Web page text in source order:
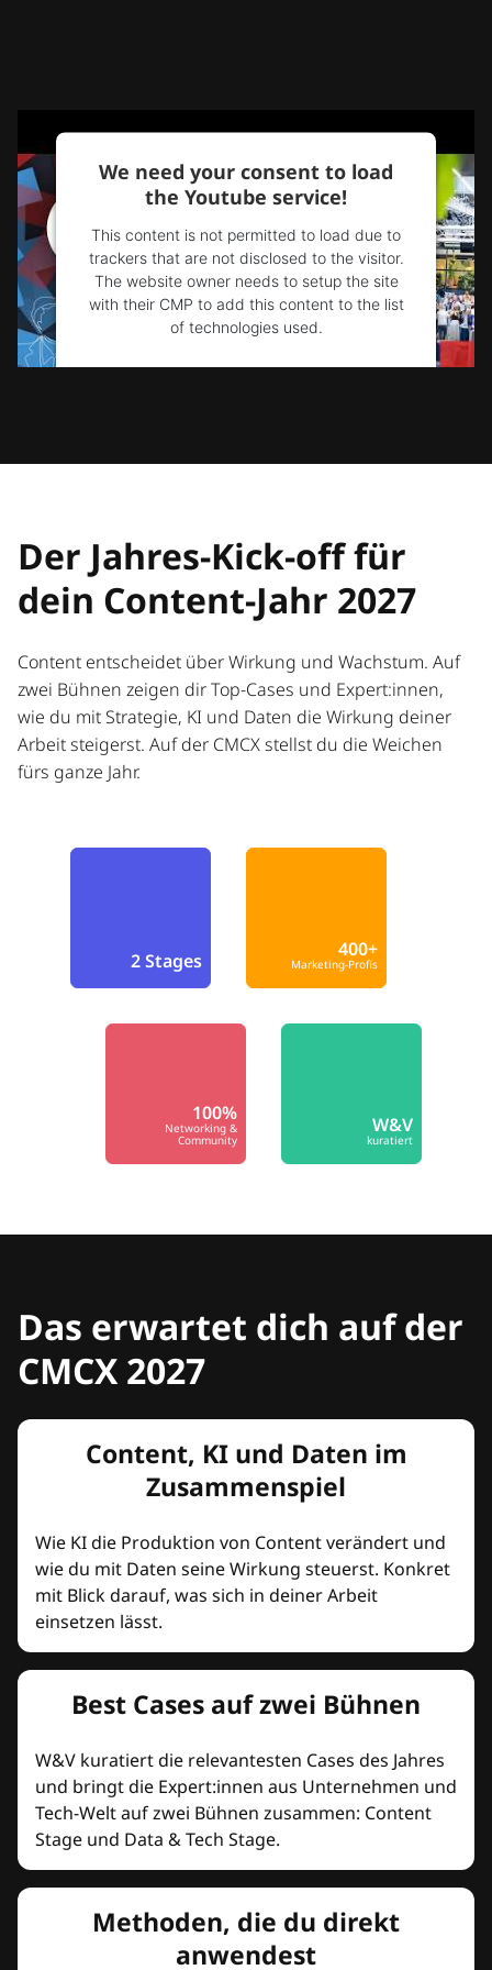
We need your consent to load
the Youtube service!
This content is not permitted to load due to
trackers that are not disclosed to the visitor.
The website owner needs to setup the site
with their CMP to add this content to the list
of technologies used.
Powered byUsercentrics Consent
Der Jahres-Kick-off für
dein Content-Jahr 2027
Content entscheidet über Wirkung und Wachstum. Auf
zwei Bühnen zeigen dir Top-Cases und Expert:innen,
wie du mit Strategie, KI und Daten die Wirkung deiner
Arbeit steigerst. Auf der CMCX stellst du die Weichen
fürs ganze Jahr.
2 Stages 400+
Marketing-Profis
100%
Networking &
Community
W&V
kuratiert
Das erwartet dich auf der
CMCX 2027
Content, KI und Daten im
Zusammenspiel
Wie KI die Produktion von Content verändert und
wie du mit Daten seine Wirkung steuerst. Konkret
mit Blick darauf, was sich in deiner Arbeit
einsetzen lässt.
Best Cases auf zwei Bühnen
W&V kuratiert die relevantesten Cases des Jahres
und bringt die Expert:innen aus Unternehmen und
Tech-Welt auf zwei Bühnen zusammen: Content
Stage und Data & Tech Stage.
Methoden, die du direkt
anwendest